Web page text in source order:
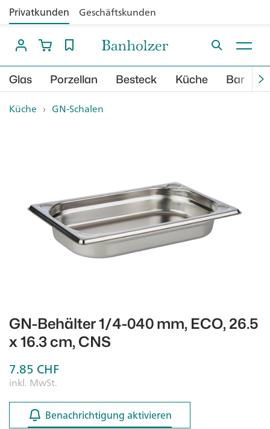
Privatkunden Geschäftskunden
Glas Porzellan Besteck Küche Bar
Küche › GN-Schalen
GN-Behälter 1/4-040 mm, ECO, 26.5
x 16.3 cm, CNS
7.85 CHF
inkl. MwSt.
Benachrichtigung aktivieren
Benachrichtigung aktivieren